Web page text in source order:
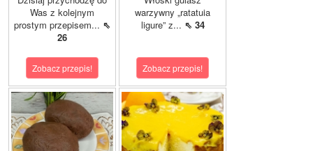
Was z kolejnym
prostym przepisem... ⇖
26
Zobacz przepis!
warzywny „ratatuia
ligure” z... ⇖ 34
Zobacz przepis!